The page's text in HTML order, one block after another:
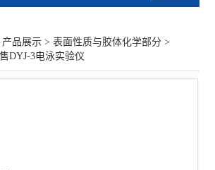
的测定
产品展示 >表面性质与胶体化学部分 >
DYJ-3电泳实验仪